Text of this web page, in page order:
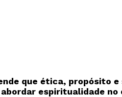
que ética, propósito
espiritualidade no